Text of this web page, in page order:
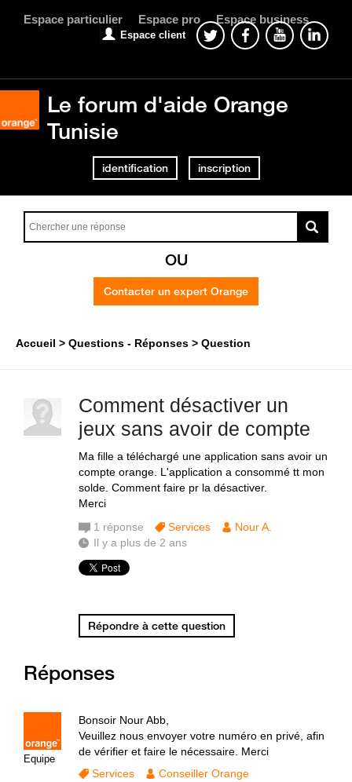
Espace particulier Espace pro Espace business
Espace client
Le forum d'aide Orange
Tunisie
identification inscription
OU
Contacter un expert Orange
Accueil Questions - Réponses Question
Comment désactiver un
jeux sans avoir de compte
Ma fille a téléchargé une application sans avoir un
compte orange. L'application a consommé tt mon
solde. Comment faire pr la désactiver.
Merci
1 réponse Services
Nour A.
Il y a plus de 2 ans
Répondre à cette question
Réponses
Equipe
Bonsoir Nour Abb,
Veuillez nous envoyer votre numéro en privé, afin
de vérifier et faire le nécessaire. Merci
Services
Conseiller Orange